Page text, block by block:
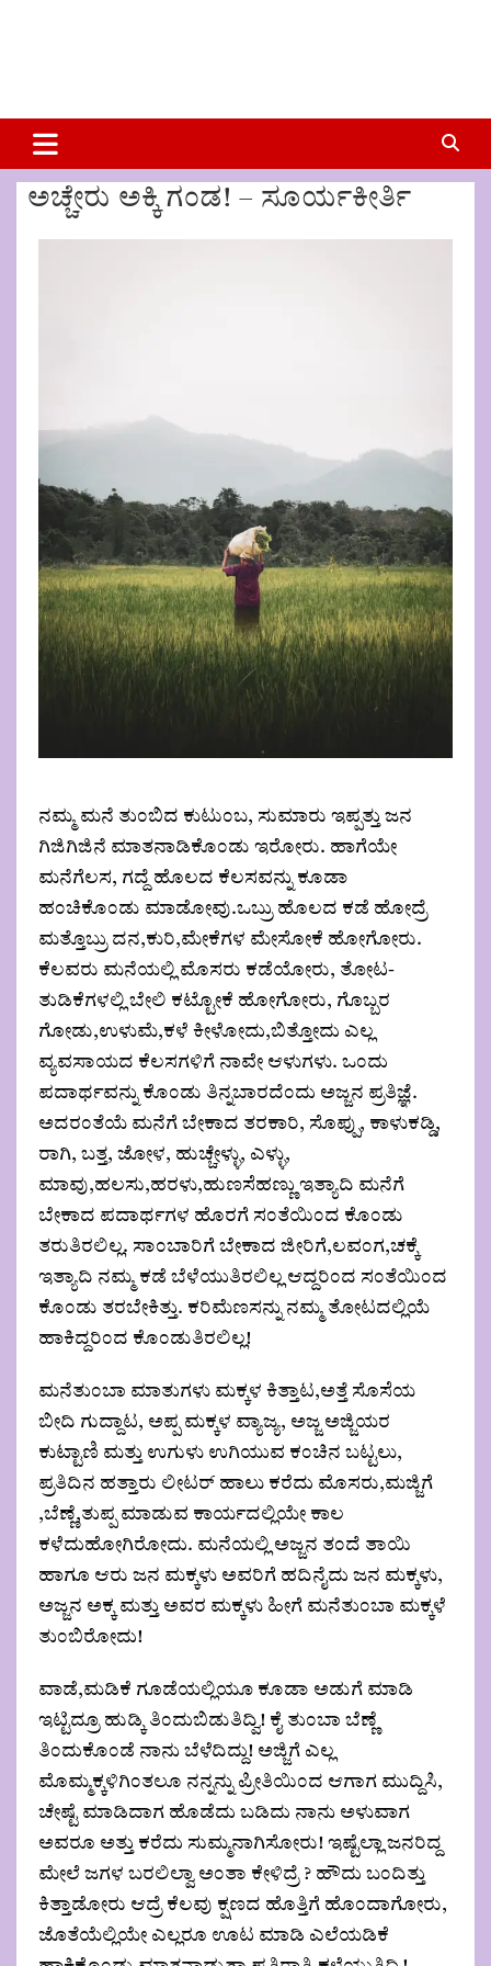
ಅಚ್ಚೇರು ಅಕ್ಕಿ ಗಂಡ! – ಸೂರ್ಯಕೀರ್ತಿ
ನಮ್ಮ ಮನೆ ತುಂಬಿದ ಕುಟುಂಬ, ಸುಮಾರು ಇಪ್ಪತ್ತು ಜನ
ಗಿಜಿಗಿಜಿನೆ ಮಾತನಾಡಿಕೊಂಡು ಇರೋರು. ಹಾಗೆಯೇ
ಮನೆಗೆಲಸ, ಗದ್ದೆ ಹೊಲದ ಕೆಲಸವನ್ನು ಕೂಡಾ
ಹಂಚಿಕೊಂಡು ಮಾಡೋವು.ಒಬ್ರು ಹೊಲದ ಕಡೆ ಹೋದ್ರೆ
ಮತ್ತೊಬ್ರು ದನ,ಕುರಿ,ಮೇಕೆಗಳ ಮೇಸೋಕೆ ಹೋಗೋರು.
ಕೆಲವರು ಮನೆಯಲ್ಲಿ ಮೊಸರು ಕಡೆಯೋರು, ತೋಟ-
ತುಡಿಕೆಗಳಲ್ಲಿ ಬೇಲಿ ಕಟ್ಟೋಕೆ ಹೋಗೋರು, ಗೊಬ್ಬರ
ಗೋಡು,ಉಳುಮೆ,ಕಳೆ ಕೀಳೋದು,ಬಿತ್ತೋದು ಎಲ್ಲ
ವ್ಯವಸಾಯದ ಕೆಲಸಗಳಿಗೆ ನಾವೇ ಆಳುಗಳು. ಒಂದು
ಪದಾರ್ಥವನ್ನು ಕೊಂಡು ತಿನ್ನಬಾರದೆಂದು ಅಜ್ಜನ ಪ್ರತಿಜ್ಞೆ.
ಅದರಂತೆಯೆ ಮನೆಗೆ ಬೇಕಾದ ತರಕಾರಿ, ಸೊಪ್ಪು, ಕಾಳುಕಡ್ಡಿ,
ರಾಗಿ, ಬತ್ತ, ಜೋಳ, ಹುಚ್ಚೇಳ್ಳು, ಎಳ್ಳು,
ಮಾವು,ಹಲಸು,ಹರಳು,ಹುಣಸೆಹಣ್ಣು ಇತ್ಯಾದಿ ಮನೆಗೆ
ಬೇಕಾದ ಪದಾರ್ಥಗಳ ಹೊರಗೆ ಸಂತೆಯಿಂದ ಕೊಂಡು
ತರುತಿರಲಿಲ್ಲ. ಸಾಂಬಾರಿಗೆ ಬೇಕಾದ ಜೀರಿಗೆ,ಲವಂಗ,ಚಕ್ಕೆ
ಇತ್ಯಾದಿ ನಮ್ಮ ಕಡೆ ಬೆಳೆಯುತಿರಲಿಲ್ಲ ಆದ್ದರಿಂದ ಸಂತೆಯಿಂದ
ಕೊಂಡು ತರಬೇಕಿತ್ತು. ಕರಿಮೆಣಸನ್ನು ನಮ್ಮ ತೋಟದಲ್ಲಿಯೆ
ಹಾಕಿದ್ದರಿಂದ ಕೊಂಡುತಿರಲಿಲ್ಲ!
ಮನೆತುಂಬಾ ಮಾತುಗಳು ಮಕ್ಕಳ ಕಿತ್ತಾಟ,ಅತ್ತೆ ಸೊಸೆಯ
ಬೀದಿ ಗುದ್ದಾಟ, ಅಪ್ಪ ಮಕ್ಕಳ ವ್ಯಾಜ್ಯ, ಅಜ್ಜ ಅಜ್ಜಿಯರ
ಕುಟ್ಟಾಣಿ ಮತ್ತು ಉಗುಳು ಉಗಿಯುವ ಕಂಚಿನ ಬಟ್ಟಲು,
ಪ್ರತಿದಿನ ಹತ್ತಾರು ಲೀಟರ್ ಹಾಲು ಕರೆದು ಮೊಸರು,ಮಜ್ಜಿಗೆ
,ಬೆಣ್ಣೆ,ತುಪ್ಪ ಮಾಡುವ ಕಾರ್ಯದಲ್ಲಿಯೇ ಕಾಲ
ಕಳೆದುಹೋಗಿರೋದು. ಮನೆಯಲ್ಲಿ ಅಜ್ಜನ ತಂದೆ ತಾಯಿ
ಹಾಗೂ ಆರು ಜನ ಮಕ್ಕಳು ಅವರಿಗೆ ಹದಿನೈದು ಜನ ಮಕ್ಕಳು,
ಅಜ್ಜನ ಅಕ್ಕ ಮತ್ತು ಅವರ ಮಕ್ಕಳು ಹೀಗೆ ಮನೆತುಂಬಾ ಮಕ್ಕಳೆ
ತುಂಬಿರೋದು!
ವಾಡೆ,ಮಡಿಕೆ ಗೂಡೆಯಲ್ಲಿಯೂ ಕೂಡಾ ಅಡುಗೆ ಮಾಡಿ
ಇಟ್ಟಿದ್ರೂ ಹುಡ್ಕಿ ತಿಂದುಬಿಡುತಿದ್ವಿ! ಕೈ ತುಂಬಾ ಬೆಣ್ಣೆ
ತಿಂದುಕೊಂಡೆ ನಾನು ಬೆಳೆದಿದ್ದು! ಅಜ್ಜಿಗೆ ಎಲ್ಲ
ಮೊಮ್ಮಕ್ಕಳಿಗಿಂತಲೂ ನನ್ನನ್ನು ಪ್ರೀತಿಯಿಂದ ಆಗಾಗ ಮುದ್ದಿಸಿ,
ಚೇಷ್ಟೆ ಮಾಡಿದಾಗ ಹೊಡೆದು ಬಡಿದು ನಾನು ಅಳುವಾಗ
ಅವರೂ ಅತ್ತು ಕರೆದು ಸುಮ್ಮನಾಗಿಸೋರು! ಇಷ್ಟೆಲ್ಲಾ ಜನರಿದ್ದ
ಮೇಲೆ ಜಗಳ ಬರಲಿಲ್ವಾ ಅಂತಾ ಕೇಳಿದ್ರೆ ? ಹೌದು ಬಂದಿತ್ತು
ಕಿತ್ತಾಡೋರು ಆದ್ರೆ ಕೆಲವು ಕ್ಷಣದ ಹೊತ್ತಿಗೆ ಹೊಂದಾಗೋರು,
ಜೊತೆಯೆಲ್ಲಿಯೇ ಎಲ್ಲರೂ ಊಟ ಮಾಡಿ ಎಲೆಯಡಿಕೆ